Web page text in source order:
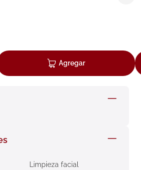
Agregar
Limpieza facial